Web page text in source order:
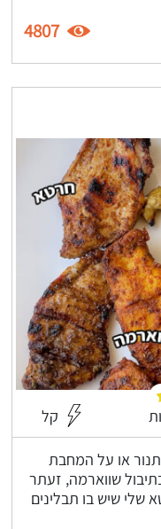
4807
קל
או על המחבת
שווארמה, זעתר
שלי שיש בו תבלינים